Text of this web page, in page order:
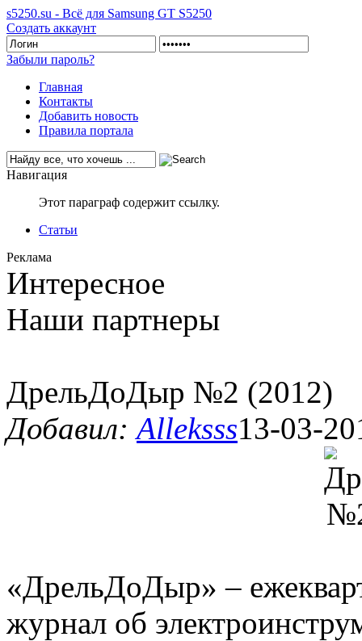
s5250.su - Всё для Samsung GT S5250
Создать аккаунт
Забыли пароль?
Главная
Контакты
Добавить новость
Правила портала
Навигация
Этот параграф содержит ссылку.
Статьи
Реклама
Интересное
Наши партнеры
ДрельДоДыр №2 (2012)
Добавил:Alleksss13-03-
«ДрельДоДыр» –
журнал об